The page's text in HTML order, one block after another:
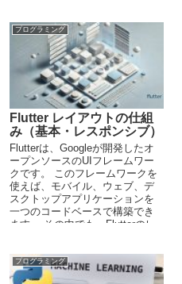
プログラミング
Flutter レイアウトの仕組
み（基本・レスポンシブ）
Flutterは、Googleが開発したオ
ープンソースのUIフレームワー
クです。 このフレームワークを
使えば、モバイル、ウェブ、デ
スクトップアプリケーションを
一つのコードベースで構築でき
ます。 その中でも、Flutterのレ
プログラミング